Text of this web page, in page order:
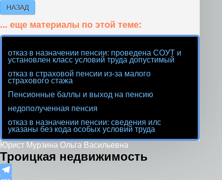
НАЗАД
... еще материалы по этой теме:
отказ в назначении пенсии: проведена СОУТ и
установлен класс условий труда допустимый
отказ в страховой пенсии из-за малого
страхового стажа
Пенсионные баллы и выход на пенсию
недополученная пенсия
отказ в назначении пенсии: сведения илс
указаны без кода особых условий труда
Юрист Мурзина Ольга Васильевна
Троицкая недвижимость